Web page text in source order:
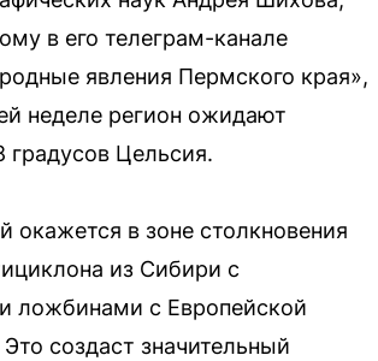
в его телеграм-канале
явления Пермского края»,
неделе регион ожидают
Цельсия.
окажется в зоне столкновения
из Сибири с
ложбинами с Европейской
создаст значительный